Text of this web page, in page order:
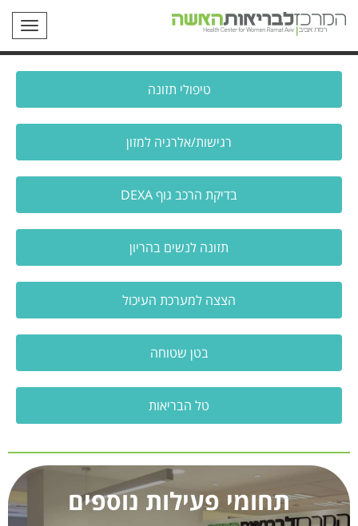
טיפולי תזונה
רגישות/אלרגיה למזון
בדיקת הרכב גוף DEXA
תזונה לנשים בהריון
הצצה למערכת העיכול
בטן שטוחה
טל הבריאות
תחומי פעילות נוספים